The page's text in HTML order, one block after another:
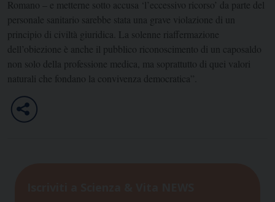
Romano – e metterne sotto accusa ‘l’eccessivo ricorso’ da parte del
personale sanitario sarebbe stata una grave violazione di un
principio di civiltà giuridica. La solenne riaffermazione
dell’obiezione è anche il pubblico riconoscimento di un caposaldo
non solo della professione medica, ma soprattutto di quei valori
naturali che fondano la convivenza democratica”.